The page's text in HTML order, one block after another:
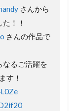
さんから
！！
さんの作品で
なるご活躍を
す！